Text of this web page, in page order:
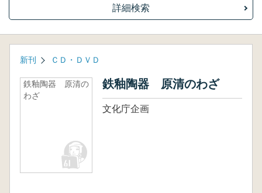
詳細検索
新刊 ＣＤ・ＤＶＤ
鉄釉陶器 原清の
わざ
鉄釉陶器 原清のわざ
文化庁企画